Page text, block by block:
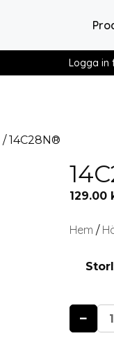
Logga in
/ 14C28N®
129.00
Hem /
−